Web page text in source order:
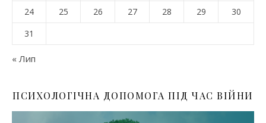
24 25 26 27 28 29
30
31
« Лип
ПСИХОЛОГІЧНА ДОПОМОГА ПІД ЧАС ВІЙНИ